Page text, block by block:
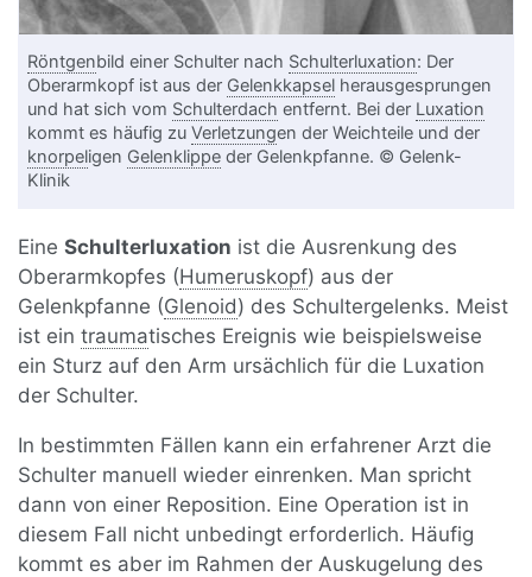
Röntgenbild einer Schulter nach Schulterluxation: Der
Oberarmkopf ist aus der Gelenkkapsel herausgesprungen
und hat sich vom Schulterdach entfernt. Bei der Luxation
kommt es häufig zuVerletzungen der Weichteile und der
knorpeligen Gelenklippe der Gelenkpfanne. © Gelenk-
Klinik
EineSchulterluxation ist die Ausrenkung des
Oberarmkopfes (Humeruskopf) aus der
Gelenkpfanne (Glenoid) des Schultergelenks. Meist
ist eintraumatisches Ereignis wie beispielsweise
ein Sturz auf den Arm ursächlich für die Luxation
der Schulter.
In bestimmten Fällen kann ein erfahrener Arzt die
Schulter manuell wieder einrenken. Man spricht
dann von einer Reposition. Eine Operation ist in
diesem Fall nicht unbedingt erforderlich. Häufig
kommt es aber im Rahmen der Auskugelung des